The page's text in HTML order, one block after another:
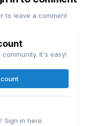
to leave a comment
It's easy!
Sign in here.